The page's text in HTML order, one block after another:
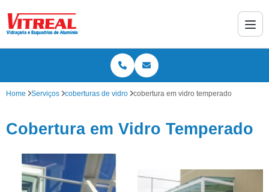
Home Serviços coberturas de vidro cobertura em vidro temperado
Cobertura em Vidro Temperado